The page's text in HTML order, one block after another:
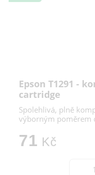
Epson T1291 -
cartridge
Spolehlivá, plně
výborným poměrem
71 Kč